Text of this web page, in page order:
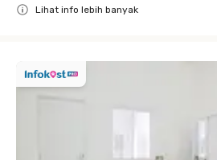
Lihat info lebih banyak